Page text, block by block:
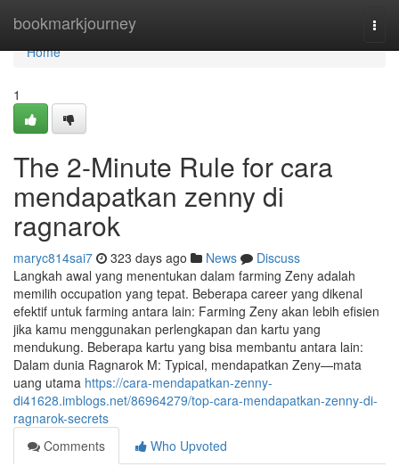
bookmarkjourney
Home
Home
1
The 2-Minute Rule for cara
mendapatkan zenny di
ragnarok
maryc814sai7 323 days ago News
Discuss
Langkah awal yang menentukan dalam farming Zeny adalah
memilih occupation yang tepat. Beberapa career yang dikenal
efektif untuk farming antara lain: Farming Zeny akan lebih efisien
jika kamu menggunakan perlengkapan dan kartu yang
mendukung. Beberapa kartu yang bisa membantu antara lain:
Dalam dunia Ragnarok M: Typical, mendapatkan Zeny—mata
uang utama https://cara-mendapatkan-zenny-
di41628.imblogs.net/86964279/top-cara-mendapatkan-zenny-di-
ragnarok-secrets
Comments
Who Upvoted